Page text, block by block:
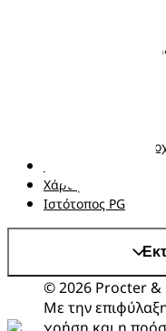
Σχετικά με τα
Αλλαγή χώρα/
Χάρτης ιστότοπου
Ιστότοπος PG
© 2026 Procter &
Με την